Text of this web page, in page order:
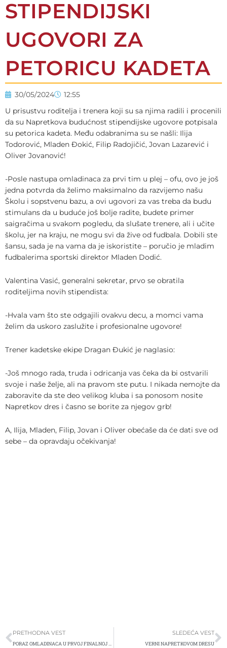
STIPENDIJSKI
UGOVORI ZA
PETORICU KADETA
30/05/2024
12:55
U prisustvu roditelja i trenera koji su sa njima radili i procenili
da su Napretkova budućnost stipendijske ugovore potpisala
su petorica kadeta. Među odabranima su se našli: Ilija
Todorović, Mladen Đokić, Filip Radojičić, Jovan Lazarević i
Oliver Jovanović!
-Posle nastupa omladinaca za prvi tim u plej – ofu, ovo je još
jedna potvrda da želimo maksimalno da razvijemo našu
Školu i sopstvenu bazu, a ovi ugovori za vas treba da budu
stimulans da u buduće još bolje radite, budete primer
saigračima u svakom pogledu, da slušate trenere, ali i učite
školu, jer na kraju, ne mogu svi da žive od fudbala. Dobili ste
šansu, sada je na vama da je iskoristite – poručio je mladim
fudbalerima sportski direktor Mladen Dodić.
Valentina Vasić, generalni sekretar, prvo se obratila
roditeljima novih stipendista:
-Hvala vam što ste odgajili ovakvu decu, a momci vama
želim da uskoro zaslužite i profesionalne ugovore!
Trener kadetske ekipe Dragan Đukić je naglasio:
-Još mnogo rada, truda i odricanja vas čeka da bi ostvarili
svoje i naše želje, ali na pravom ste putu. I nikada nemojte da
zaboravite da ste deo velikog kluba i sa ponosom nosite
Napretkov dres i časno se borite za njegov grb!
A, Ilija, Mladen, Filip, Jovan i Oliver obećaše da će dati sve od
sebe – da opravdaju očekivanja!
Prev
PRETHODNA VEST
PORAZ OMLADINACA U PRVOJ FINALNOJ UTAKMICI
SLEDEĆA VEST
VERNI NAPRETKOVOM DRESU